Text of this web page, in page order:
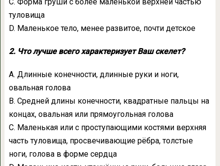
туловища
D. Маленькое тело, менее развитое, почти детское
2. Что лучше всего характеризует Ваш скелет?
А. Длинные конечности, длинные руки и ноги,
овальная голова
В. Средней длины конечности, квадратные пальцы на
концах, овальная или прямоугольная голова
С. Маленькая или с проступающими костями верхняя
часть туловища, просвечивающие рёбра, толстые
ноги, голова в форме сердца